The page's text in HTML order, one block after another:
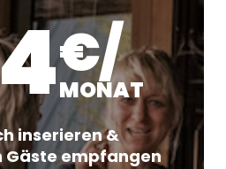
€/
MONAT
inserieren &
empfangen